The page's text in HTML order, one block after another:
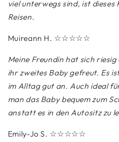
viel unterwegs sind, ist
Reisen.
Muireann H. ☆☆☆☆☆
Meine Freundin hat sich
ihr zweites Baby gefreut. Es
im Alltag gut an. Auch ideal
man das Baby bequem zum
anstatt es in den Autositz zu
Emily-Jo S. ☆☆☆☆☆